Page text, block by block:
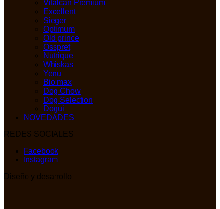
Vitalcan Premium
Excellent
Sieger
Optimum
Old prince
Osspret
Nutrique
Whiskas
Yenu
Bio max
Dog Chow
Dog Selection
Dogui
NOVEDADES
REDES SOCIALES
Facebook
Instagram
Diseño y desarrollo